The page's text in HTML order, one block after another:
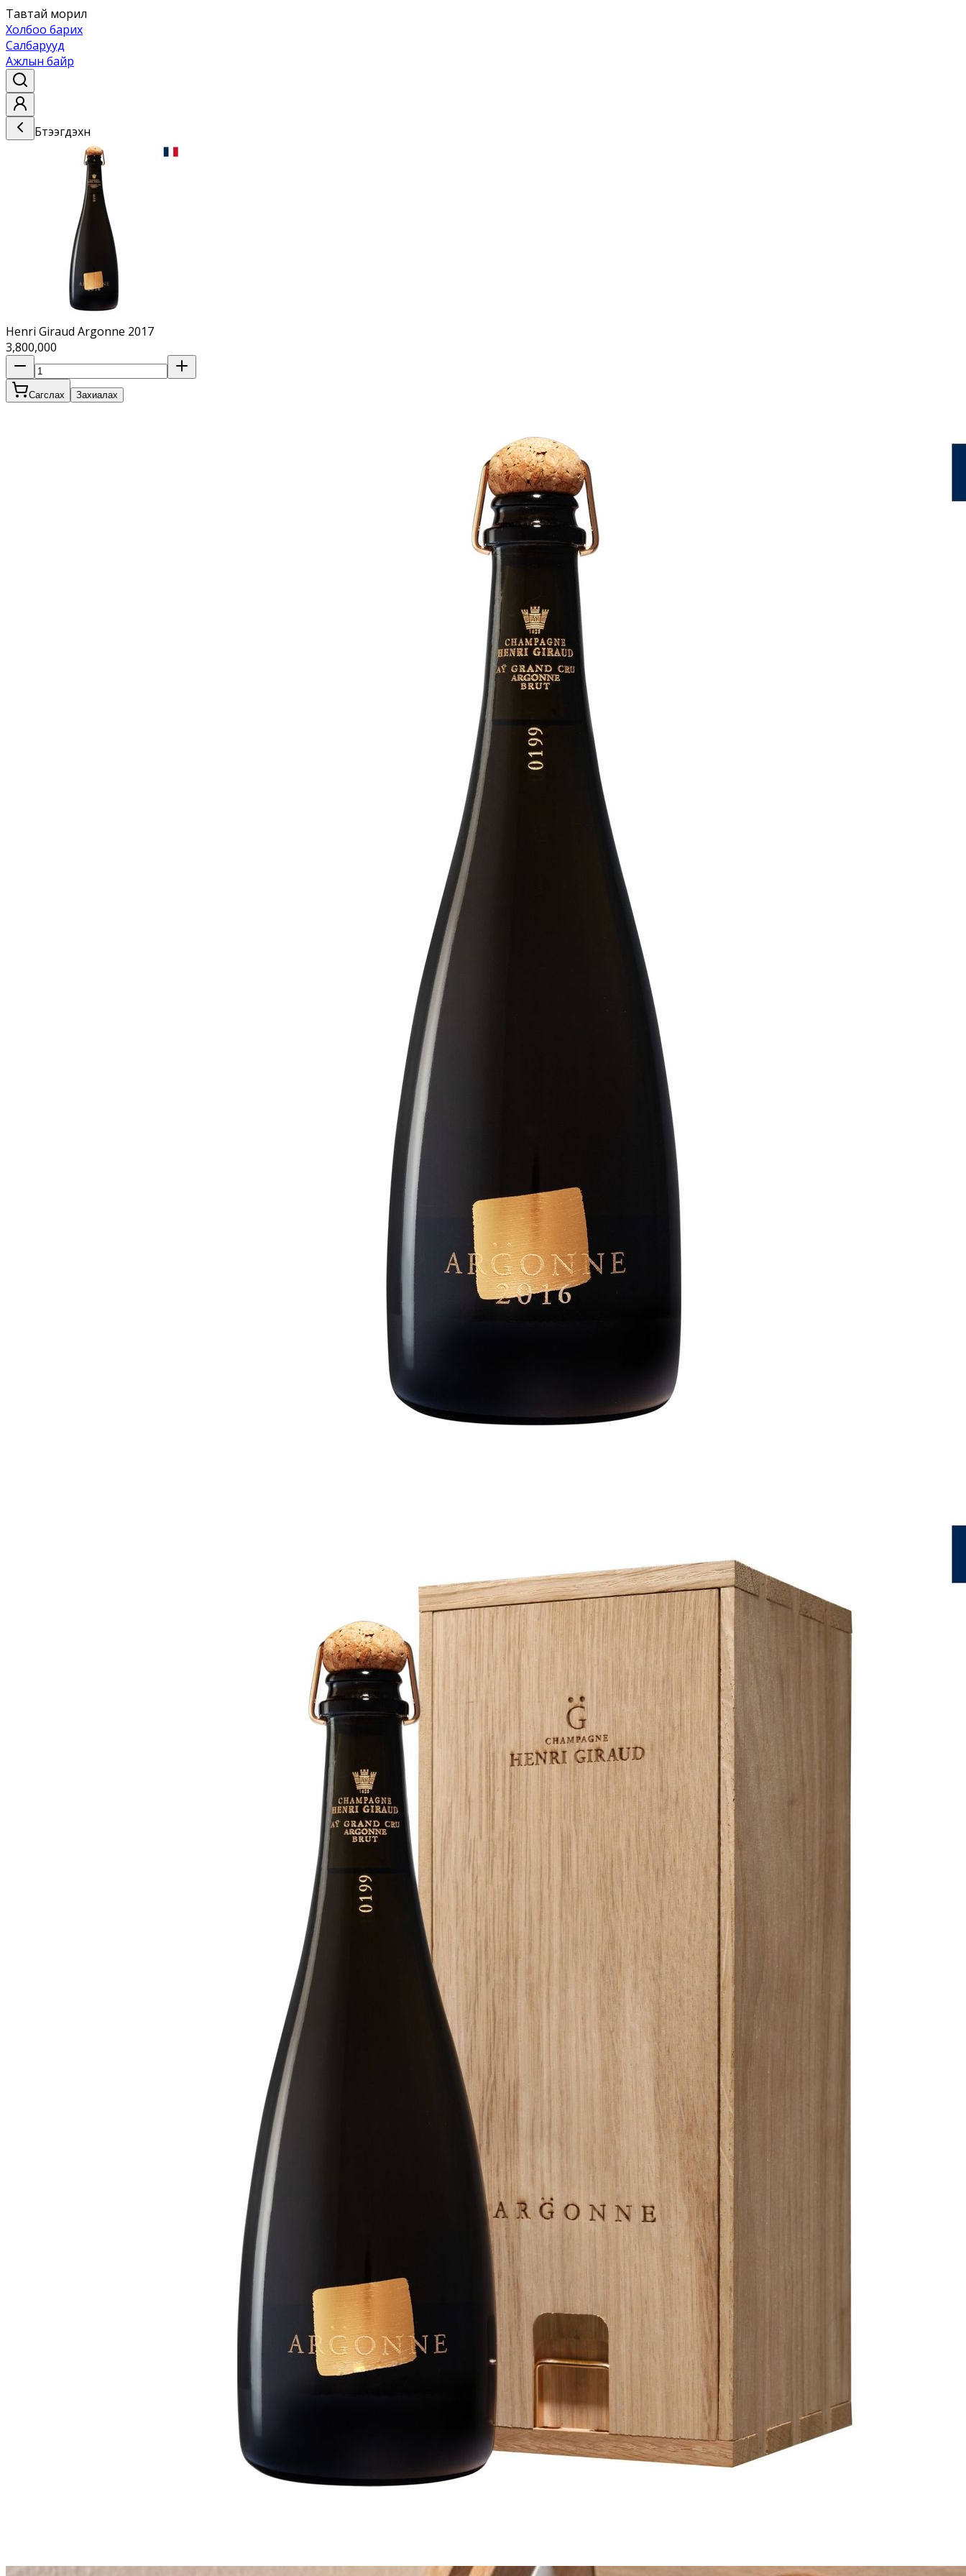
Тавтай морил
Холбоо барих
Салбарууд
Ажлын байр
Бүтээгдэхүүн
Henri Giraud Argonne 2017
3,800,000
Сагслах Захиалах